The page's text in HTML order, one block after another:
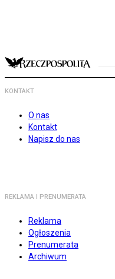
KONTAKT
O nas
Kontakt
Napisz do nas
REKLAMA I PRENUMERATA
Reklama
Ogłoszenia
Prenumerata
Archiwum